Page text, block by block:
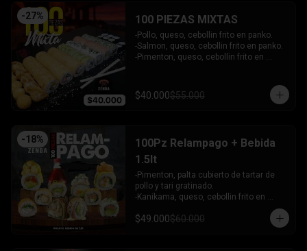
-27% 100 PIEZAS MIXTAS
-Pollo, queso, cebollin frito en panko.
-Salmon, queso, cebollin frito en panko.
-Pimenton, queso, cebollin frito en
-Camaron furai, queso, cebollin
envuelto en palta.
salmon.
-Hosomaki de kanikama.
- 5 Gyosas fritas + 5 bolitas de queso.
INCLUYE: 6 SALSAS - 5 PALITOS
$40.000$55.000
-18%
100Pz Relampago + Bebida
1.5lt
-Pimenton, palta cubierto de tartar de
pollo y tari gratinado.
-Kanikama, queso, cebollin frito en
-Pollo, queso, cebollin frito en panko.
-Pollo, palta env en queso y bañado en
$49.000$60.000